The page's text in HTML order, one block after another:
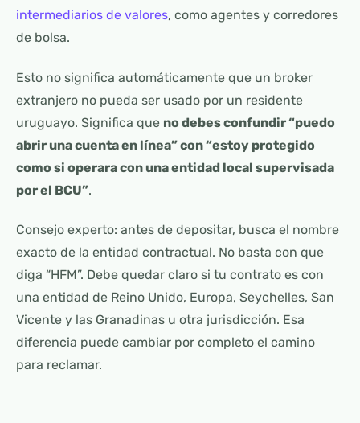
intermediarios de valores, como agentes y corredores
de bolsa.
Esto no significa automáticamente que un broker
extranjero no pueda ser usado por un residente
uruguayo. Significa que no debes confundir “puedo
abrir una cuenta en línea” con “estoy protegido
como si operara con una entidad local supervisada
por el BCU”.
Consejo experto: antes de depositar, busca el nombre
exacto de la entidad contractual. No basta con que
diga “HFM”. Debe quedar claro si tu contrato es con
una entidad de Reino Unido, Europa, Seychelles, San
Vicente y las Granadinas u otra jurisdicción. Esa
diferencia puede cambiar por completo el camino
para reclamar.